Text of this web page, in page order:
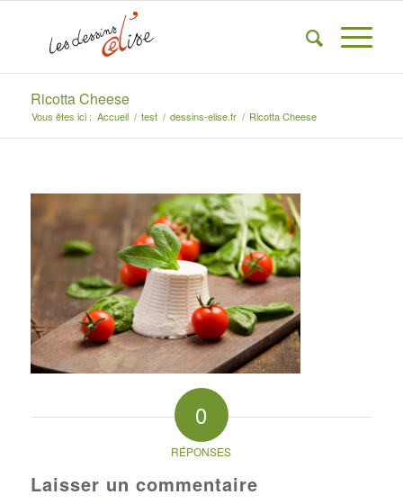
Ricotta Cheese
Vous êtes ici : Accueil / test / dessins-elise.fr / Ricotta Cheese
0
RÉPONSES
Laisser un commentaire